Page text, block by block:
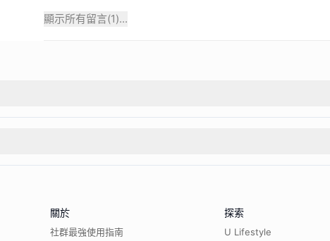
顯示所有留言(1)...
關於
社群最強使用指南
探索
U Lifestyle